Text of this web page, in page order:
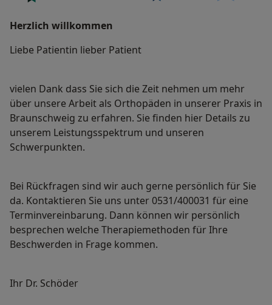
Herzlich willkommen
Liebe Patientin lieber Patient
vielen Dank dass Sie sich die Zeit nehmen um mehr
über unsere Arbeit als Orthopäden in unserer Praxis in
Braunschweig zu erfahren. Sie finden hier Details zu
unserem Leistungsspektrum und unseren
Schwerpunkten.
Bei Rückfragen sind wir auch gerne persönlich für Sie
da. Kontaktieren Sie uns unter 0531/400031 für eine
Terminvereinbarung. Dann können wir persönlich
besprechen welche Therapiemethoden für Ihre
Beschwerden in Frage kommen.
Ihr Dr. Schöder